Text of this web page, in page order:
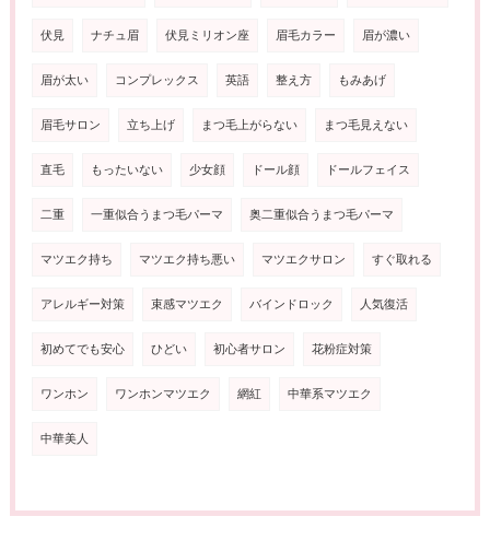
伏見 ナチュ眉 伏見ミリオン座 眉毛カラー 眉が濃い
眉が太い コンプレックス 英語 整え方 もみあげ
眉毛サロン 立ち上げ まつ毛上がらない まつ毛見えない
直毛 もったいない 少女顔 ドール顔 ドールフェイス
二重 一重似合うまつ毛パーマ 奥二重似合うまつ毛パーマ
マツエク持ち マツエク持ち悪い マツエクサロン すぐ取れる
アレルギー対策 束感マツエク バインドロック 人気復活
初めてでも安心 ひどい 初心者サロン 花粉症対策
ワンホン ワンホンマツエク 網紅 中華系マツエク
中華美人